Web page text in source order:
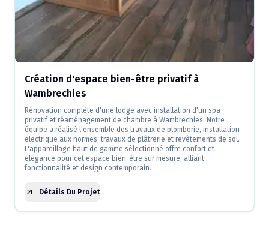
Création d'espace bien-être privatif à
Wambrechies
Rénovation complète d'une lodge avec installation d'un spa
privatif et réaménagement de chambre à Wambrechies. Notre
équipe a réalisé l'ensemble des travaux de plomberie, installation
électrique aux normes, travaux de plâtrerie et revêtements de sol.
L'appareillage haut de gamme sélectionné offre confort et
élégance pour cet espace bien-être sur mesure, alliant
fonctionnalité et design contemporain.
Détails Du Projet